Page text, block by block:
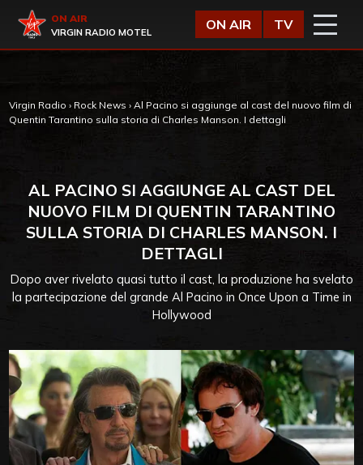
Virgin Radio
ON AIR
VIRGIN RADIO MOTEL
ON AIR TV
Virgin Radio › Rock News › Al Pacino si aggiunge al cast del nuovo film di
Quentin Tarantino sulla storia di Charles Manson. I dettagli
AL PACINO SI AGGIUNGE AL CAST DEL
NUOVO FILM DI QUENTIN TARANTINO
SULLA STORIA DI CHARLES MANSON. I
DETTAGLI
Dopo aver rivelato quasi tutto il cast, la produzione ha svelato
la partecipazione del grande Al Pacino in Once Upon a Time in
Hollywood